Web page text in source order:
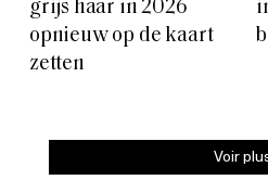
grijs haar in 2026
opnieuw op de kaart
zetten
Voir